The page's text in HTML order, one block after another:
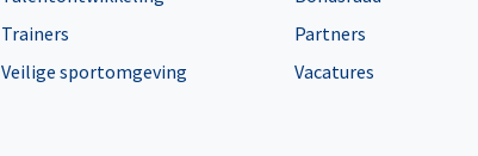
Trainers
Veilige sportomgeving
Partners
Vacatures